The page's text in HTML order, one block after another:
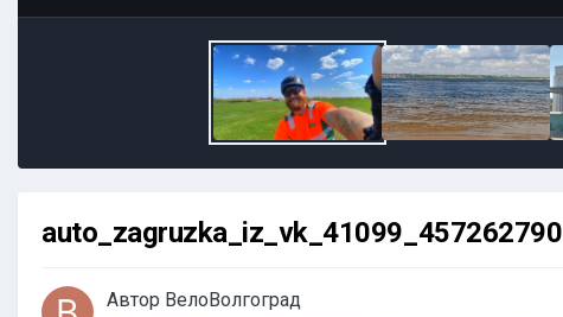
auto_zagruzka_iz_vk_41099_457262790
Автор ВелоВолгоград